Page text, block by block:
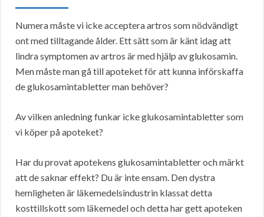
Numera måste vi icke acceptera artros som nödvändigt
ont med tilltagande ålder. Ett sätt som är känt idag att
lindra symptomen av artros är med hjälp av glukosamin.
Men måste man gå till apoteket för att kunna införskaffa
de glukosamintabletter man behöver?
Av vilken anledning funkar icke glukosamintabletter som
vi köper på apoteket?
Har du provat apotekens glukosamintabletter och märkt
att de saknar effekt? Du är inte ensam. Den dystra
hemligheten är läkemedelsindustrin klassat detta
kosttillskott som läkemedel och detta har gett apoteken